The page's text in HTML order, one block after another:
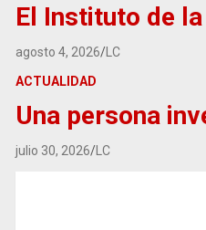
El Instituto de
agosto 4, 2026
LC
ACTUALIDAD
Una persona
julio 30, 2026 LC